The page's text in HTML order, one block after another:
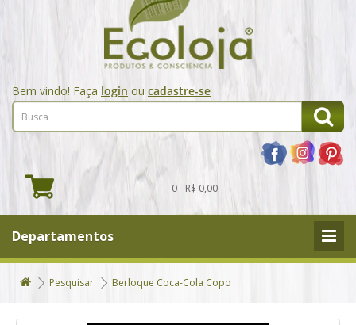
Bem vindo! Faça login ou cadastre-se
0 - R$ 0,00
Departamentos
Pesquisar Berloque Coca-Cola Copo